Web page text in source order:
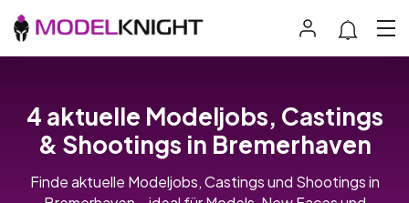
4 aktuelle Modeljobs, Castings
& Shootings in Bremerhaven
Finde aktuelle Modeljobs, Castings und Shootings in